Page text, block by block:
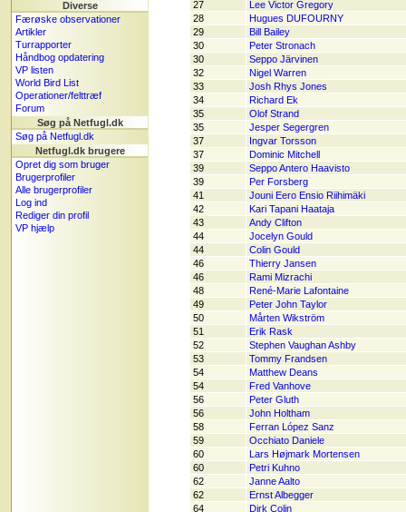
Diverse
Færøske observationer
Artikler
Turrapporter
Håndbog opdatering
VP listen
World Bird List
Operationer/felttræf
Forum
Søg på Netfugl.dk
Søg på Netfugl.dk
Netfugl.dk brugere
Opret dig som bruger
Brugerprofiler
Alle brugerprofiler
Log ind
Rediger din profil
VP hjælp
27
Lee Victor Gregory
28
Hugues DUFOURNY
29
Bill Bailey
30
Peter Stronach
30
Seppo Järvinen
32
Nigel Warren
33
Josh Rhys Jones
34
Richard Ek
35
Olof Strand
35
Jesper Segergren
37
Ingvar Torsson
37
Dominic Mitchell
39
Seppo Antero Haavisto
39
Per Forsberg
41
Jouni Eero Ensio Riihimäki
42
Kari Tapani Haataja
43
Andy Clifton
44
Jocelyn Gould
44
Colin Gould
46
Thierry Jansen
46
Rami Mizrachi
48
René-Marie Lafontaine
49
Peter John Taylor
50
Mårten Wikström
51
Erik Rask
52
Stephen Vaughan Ashby
53
Tommy Frandsen
54
Matthew Deans
54
Fred Vanhove
56
Peter Gluth
56
John Holtham
58
Ferran López Sanz
59
Occhiato Daniele
60
Lars Højmark Mortensen
60
Petri Kuhno
62
Janne Aalto
62
Ernst Albegger
64
Dirk Colin